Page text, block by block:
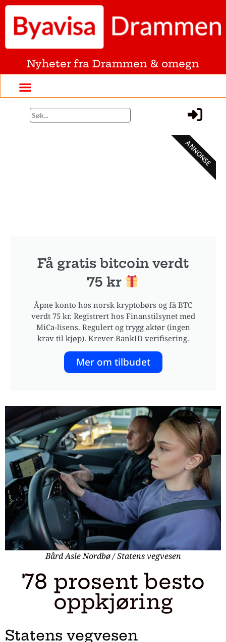
Nyheter fra Drammen & omegn
Få gratis bitcoin verdt
75 kr
Åpne konto hos norsk kryptobørs og få BTC
verdt 75 kr. Registrert hos Finanstilsynet med
MiCa-lisens. Regulert og trygg aktør (ingen
krav til kjøp). Krever BankID verifisering.
Mer om tilbudet
ANNONSE
Bård Asle Nordbø / Statens vegvesen
78 prosent besto
oppkjøring
Statens vegvesen